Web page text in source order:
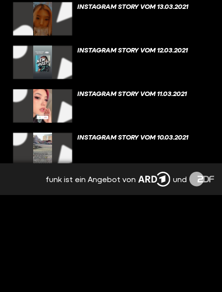
INSTAGRAM STORY VOM 13.03.2021
INSTAGRAM STORY VOM 12.03.2021
INSTAGRAM STORY VOM 11.03.2021
INSTAGRAM STORY VOM 10.03.2021
INSTAGRAM STORY VOM 09.03.2021
funk ist ein Angebot von und